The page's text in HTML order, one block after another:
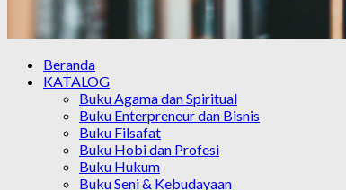
Beranda
KATALOG
Buku Agama dan Spiritual
Buku Enterpreneur dan Bisnis
Buku Filsafat
Buku Hobi dan Profesi
Buku Hukum
Buku Seni & Kebudayaan